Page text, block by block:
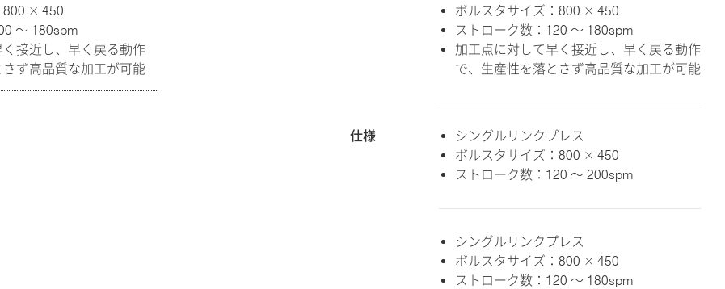
800 × 450
～ 180spm
接近し、早く戻る動作
ず高品質な加工が可能
仕様
ボルスタサイズ：800 × 450
ストローク数：120 ～ 180spm
加工点に対して早く接近し、早く戻る動作
で、生産性を落とさず高品質な加工が可能
シングルリンクプレス
ボルスタサイズ：800 × 450
ストローク数：120 ～ 200spm
シングルリンクプレス
ボルスタサイズ：800 × 450
ストローク数：120 ～ 180spm